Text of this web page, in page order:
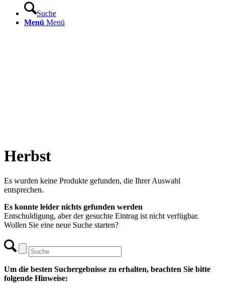
Suche
Menü Menü
Herbst
Es wurden keine Produkte gefunden, die Ihrer Auswahl
entsprechen.
Es konnte leider nichts gefunden werden
Entschuldigung, aber der gesuchte Eintrag ist nicht verfügbar.
Wollen Sie eine neue Suche starten?
Um die besten Suchergebnisse zu erhalten, beachten Sie bitte
folgende Hinweise: